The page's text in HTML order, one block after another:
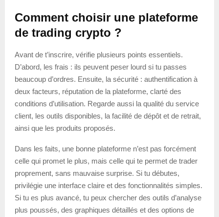
Comment choisir une plateforme
de trading crypto ?
Avant de t’inscrire, vérifie plusieurs points essentiels.
D’abord, les frais : ils peuvent peser lourd si tu passes
beaucoup d’ordres. Ensuite, la sécurité : authentification à
deux facteurs, réputation de la plateforme, clarté des
conditions d’utilisation. Regarde aussi la qualité du service
client, les outils disponibles, la facilité de dépôt et de retrait,
ainsi que les produits proposés.
Dans les faits, une bonne plateforme n’est pas forcément
celle qui promet le plus, mais celle qui te permet de trader
proprement, sans mauvaise surprise. Si tu débutes,
privilégie une interface claire et des fonctionnalités simples.
Si tu es plus avancé, tu peux chercher des outils d’analyse
plus poussés, des graphiques détaillés et des options de